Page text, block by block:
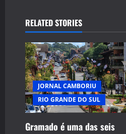
v
i
g
a
t
RELATED STORIES
JORNAL CAMBORIU
RIO GRANDE DO SUL
Gramado é uma das seis